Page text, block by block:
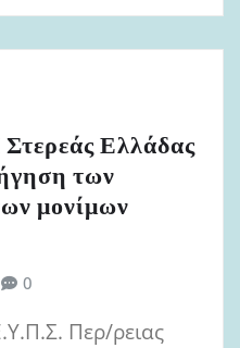
Ελλάδας
των
μονίμων
0
Περ/ρειας